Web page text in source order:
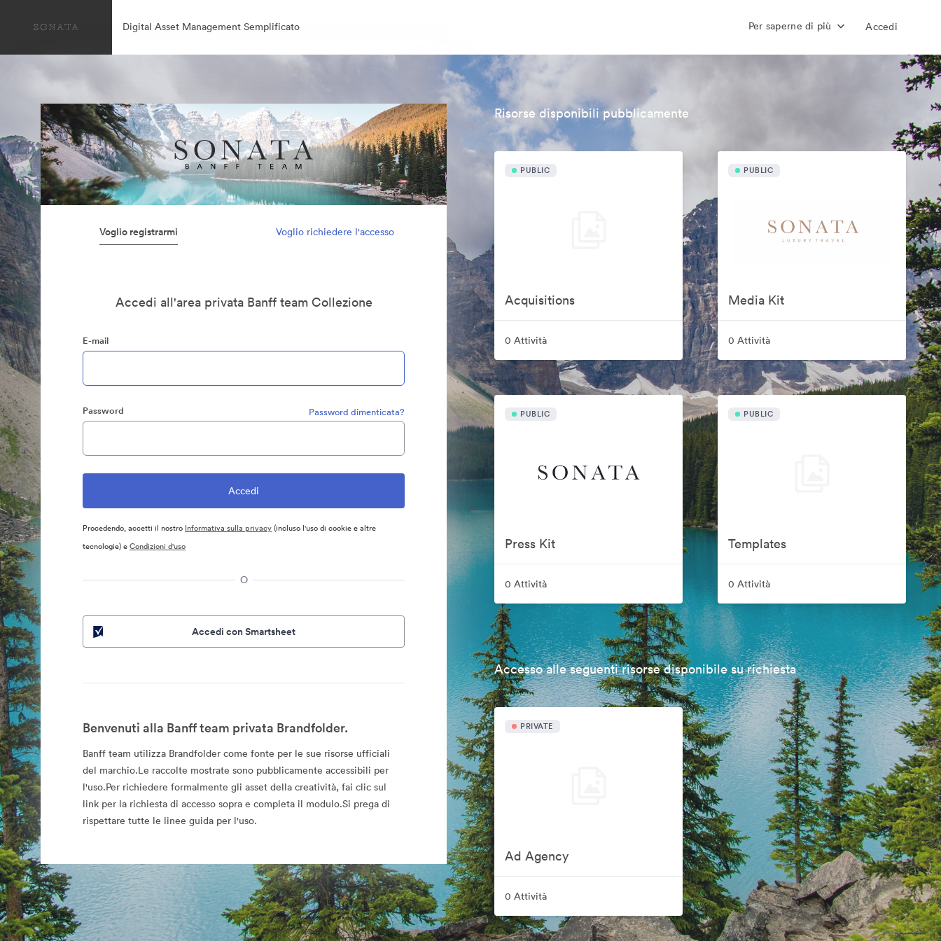
Digital Asset Management Semplificato Per saperne di più Accedi
Voglio registrarmi Voglio richiedere l'accesso
Accedi all'area privata Banff team Collezione
E-mail
Password Password dimenticata?
Procedendo, accetti il nostro Informativa sulla privacy(incluso l'uso di cookie e altre
tecnologie) eCondizioni d'uso
O
Accedi con Smartsheet
Benvenuti alla Banff team privata Brandfolder.
Banff team utilizza Brandfolder come fonte per le sue risorse ufficiali
del marchio.Le raccolte mostrate sono pubblicamente accessibili per
l'uso.Per richiedere formalmente gli asset della creatività, fai clic sul
link per la richiesta di accesso sopra e completa il modulo.Si prega di
rispettare tutte le linee guida per l'uso.
Risorse disponibili pubblicamente
PUBLIC
Acquisitions
0 Attività
PUBLIC
Media Kit
0 Attività
PUBLIC
Press Kit
0 Attività
PUBLIC
Templates
0 Attività
Accesso alle seguenti risorse disponibile su richiesta
PRIVATE
Ad Agency
0 Attività